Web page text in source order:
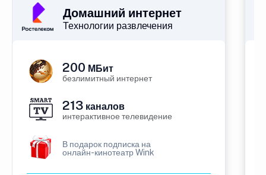
Домашний интернет
Технологии развлечения
200 МБит
безлимитный интернет
213 каналов
интерактивное телевидение
В подарок подписка на
онлайн-кинотеатр Wink